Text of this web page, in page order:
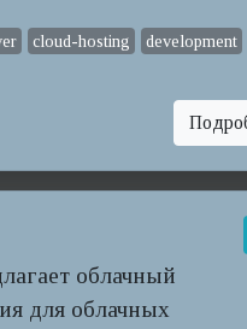
cloud-hosting
development
облачный
для облачных